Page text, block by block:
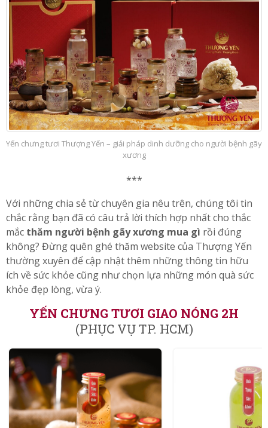
Yến chưng tươi Thượng Yến – giải pháp dinh dưỡng cho người bệnh gãy
xương
***
Với những chia sẻ từ chuyên gia nêu trên, chúng tôi tin
chắc rằng bạn đã có câu trả lời thích hợp nhất cho thắc
mắc thăm người bệnh gãy xương mua gì rồi đúng
không? Đừng quên ghé thăm website của Thượng Yến
thường xuyên để cập nhật thêm những thông tin hữu
ích về sức khỏe cũng như chọn lựa những món quà sức
khỏe đẹp lòng, vừa ý.
YẾN CHƯNG TƯƠI GIAO NÓNG 2H
(PHỤC VỤ TP. HCM)